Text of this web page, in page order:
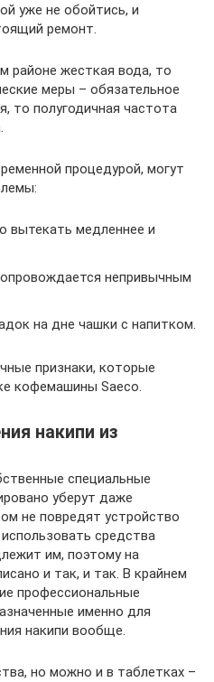
уже не обойтись, и
ремонт.
районе жесткая вода, то
меры – обязательное
то полугодичная частота
процедурой, могут
вытекать медленнее и
непривычным
на дне чашки с напитком.
признаки, которые
кофемашины Saeco.
накипи из
специальные
уберут даже
не повредят устройство
средства
им, поэтому на
и так, и так. В крайнем
профессиональные
именно для
накипи вообще.
но можно и в таблетках –